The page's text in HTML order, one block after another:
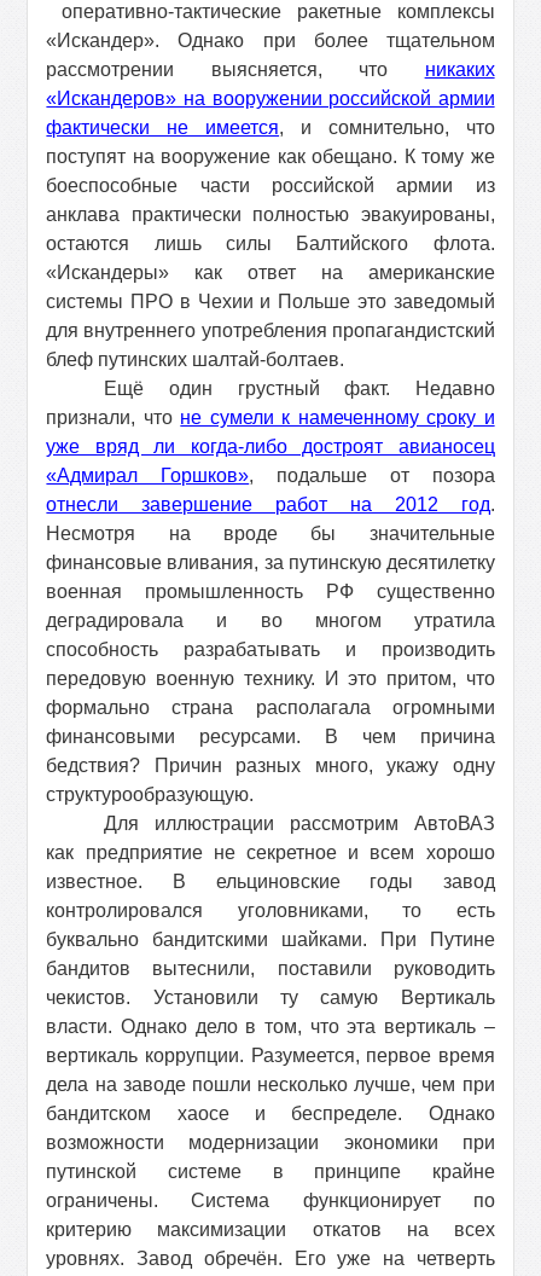
оперативно-тактические ракетные комплексы
«Искандер». Однако при более тщательном
рассмотрении выясняется, что никаких
«Искандеров» на вооружении российской армии
фактически не имеется, и сомнительно, что
поступят на вооружение как обещано. К тому же
боеспособные части российской армии из
анклава практически полностью эвакуированы,
остаются лишь силы Балтийского флота.
«Искандеры» как ответ на американские
системы ПРО в Чехии и Польше это заведомый
для внутреннего употребления пропагандистский
блеф путинских шалтай-болтаев.
Ещё один грустный факт. Недавно
признали, что не сумели к намеченному сроку и
уже вряд ли когда-либо достроят авианосец
«Адмирал Горшков», подальше от позора
отнесли завершение работ на 2012 год.
Несмотря на вроде бы значительные
финансовые вливания, за путинскую десятилетку
военная промышленность РФ существенно
деградировала и во многом утратила
способность разрабатывать и производить
передовую военную технику. И это притом, что
формально страна располагала огромными
финансовыми ресурсами. В чем причина
бедствия? Причин разных много, укажу одну
структурообразующую.
Для иллюстрации рассмотрим АвтоВАЗ
как предприятие не секретное и всем хорошо
известное. В ельциновские годы завод
контролировался уголовниками, то есть
буквально бандитскими шайками. При Путине
бандитов вытеснили, поставили руководить
чекистов. Установили ту самую Вертикаль
власти. Однако дело в том, что эта вертикаль –
вертикаль коррупции. Разумеется, первое время
дела на заводе пошли несколько лучше, чем при
бандитском хаосе и беспределе. Однако
возможности модернизации экономики при
путинской системе в принципе крайне
ограничены. Система функционирует по
критерию максимизации откатов на всех
уровнях. Завод обречён. Его уже на четверть